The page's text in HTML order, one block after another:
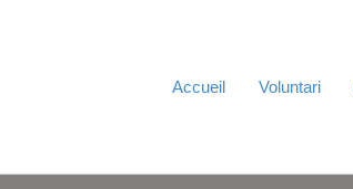
Accueil Voluntari